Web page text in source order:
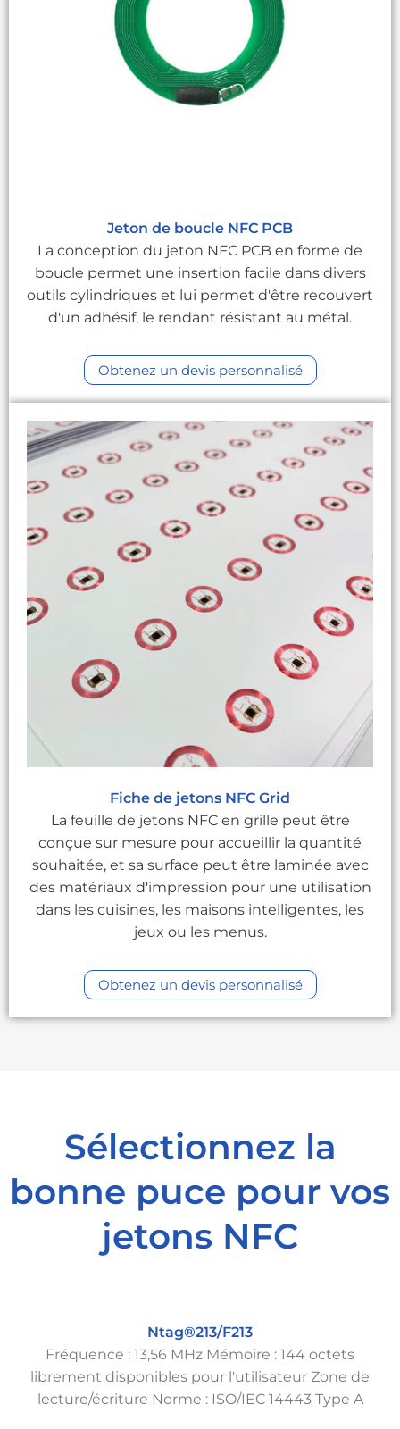
Jeton de boucle NFC PCB
La conception du jeton NFC PCB en forme de
boucle permet une insertion facile dans divers
outils cylindriques et lui permet d'être recouvert
d'un adhésif, le rendant résistant au métal.
Obtenez un devis personnalisé
Fiche de jetons NFC Grid
La feuille de jetons NFC en grille peut être
conçue sur mesure pour accueillir la quantité
souhaitée, et sa surface peut être laminée avec
des matériaux d'impression pour une utilisation
dans les cuisines, les maisons intelligentes, les
jeux ou les menus.
Obtenez un devis personnalisé
Sélectionnez la
bonne puce pour vos
jetons NFC
Ntag®213/F213
Fréquence : 13,56 MHz Mémoire : 144 octets
librement disponibles pour l'utilisateur Zone de
lecture/écriture Norme : ISO/IEC 14443 Type A